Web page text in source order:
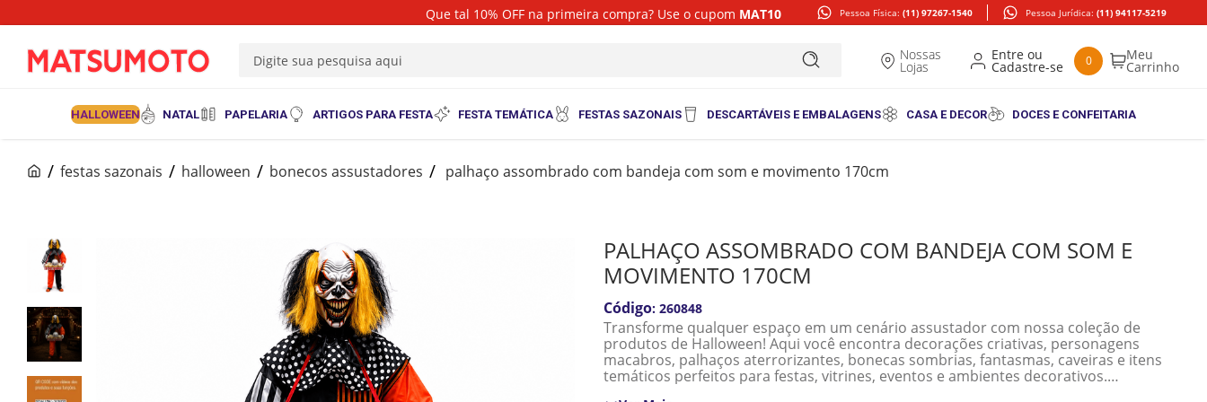
Que tal 10% OFF na primeira compra? Use o cupom MAT10 Pessoa Física: (11) 97267-1540 Pessoa Jurídica: (11) 94117-5219
Nossas
Lojas 0
HALLOWEEN NATAL PAPELARIA ARTIGOS PARA FESTA FESTA TEMÁTICA FESTAS SAZONAIS DESCARTÁVEIS E EMBALAGENS CASA E DECOR DOCES E CONFEITARIA
festas sazonais halloween bonecos assustadores palhaço assombrado com bandeja com som e movimento 170cm
PALHAÇO ASSOMBRADO COM BANDEJA COM SOM E
MOVIMENTO 170CM
: 260848
Transforme qualquer espaço em um cenário assustador com nossa coleção de
produtos de Halloween! Aqui você encontra decorações criativas, personagens
macabros, palhaços aterrorizantes, bonecas sombrias, fantasmas, caveiras e itens
temáticos perfeitos para festas, vitrines, eventos e ambientes decorativos.